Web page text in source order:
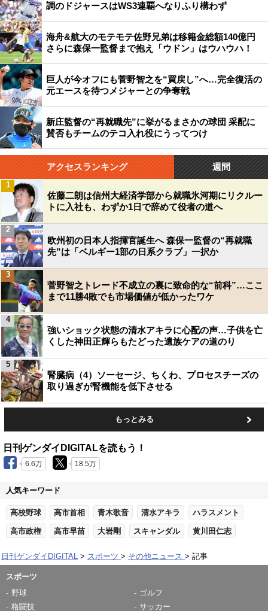
調のドジャースはWS3連覇へなりふり構わず
海舟&航大のモテモテ佐野兄弟は移籍金総額140億円
さらに森保一監督まで抱え「ウドン」はウハウハ！
巨人が今オフにも菅野智之を“買戻し”へ…完全復活の
元エースを待つメジャーとの争奪戦
新庄監督の“再就職先”に挙がるまさかの球団 采配に
賛否もチームのテコ入れ役にうってつけ
アクセスランキング 週間
佐藤二朗は信州大経済学部から就職氷河期にリクルー
トに入社も、わずか1日で辞めて役者の道へ
1
欧州初の日本人指揮官誕生へ 森保一監督の“再就職
先”は「ベルギー1部の日系クラブ」一択か
2
菅野智之トレード不成立の裏に致命的な“前科”…ここ
まで11勝4敗でも市場価値が低かったワケ
3
強いショック状態の清水アキラに心配の声…子供を亡
くした神田正輝らもたどった遺族ケアの道のり
4
腎臓病（4）ソーセージ、ちくわ、プロセスチーズの
取り過ぎが腎機能を低下させる
5
もっとみる
日刊ゲンダイDIGITALを読もう！
6.6万 18.5万
人気キーワード
高校野球 高市首相 青木歌音 清水アキラ ハラスメント
高市政権 高市早苗 大岩剛 スキャンダル 黄川田仁志
日刊ゲンダイDIGITAL スポーツ その他ニュース 記事
スポーツ
野球
ゴルフ
格闘技
サッカー